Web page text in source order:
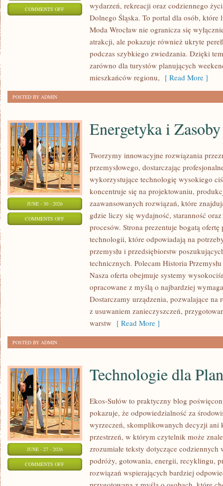
COMMENTS OFFON
wydarzeń, rekreacji oraz codziennego
Dolnego Śląska. To portal dla osób,
Moda Wrocław nie ogranicza się
atrakcji, ale pokazuje również ukryte
podczas szybkiego zwiedzania. Dzięki
zarówno dla turystów planujących
mieszkańców regionu, [ Read More ]
POSTED BY ADMIN
JUNE - 30 - 2026
COMMENTS OFFON
ENERGETYKA
Energetyka i Zasoby
Tworzymy innowacyjne rozwiązania
przemysłowego, dostarczając
wykorzystujące technologię wysokiego
koncentruje się na projektowaniu,
zaawansowanych rozwiązań, które
gdzie liczy się wydajność, staranność
procesów. Strona prezentuje bogatą ofertę
technologii, które odpowiadają na
przemysłu i przedsiębiorstw
technicznych. Polecam Historia
Nasza oferta obejmuje systemy
opracowane z myślą o najbardziej
Dostarczamy urządzenia, pozwalające na
z usuwaniem zanieczyszczeń,
warstw [ Read More ]
POSTED BY ADMIN
JUNE - 27 - 2026
COMMENTS OFFON
TECHNOLOGIE
Technologie dla
Ekos-Sułów to praktyczny blog
pokazuje, że odpowiedzialność za
wyrzeczeń, skomplikowanych decyzji ani
przestrzeń, w którym czytelnik może
zrozumiałe teksty dotyczące
podróży, gotowania, energii, recyklingu,
rozwiązań wspierających bardziej